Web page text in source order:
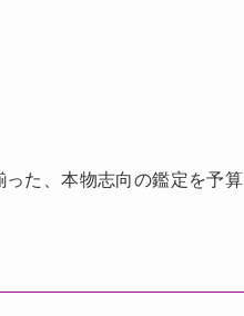
た、本物志向の鑑定を予算